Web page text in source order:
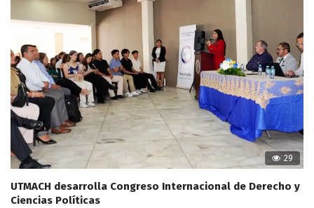
29
UTMACH desarrolla Congreso Internacional de Derecho y
Ciencias Políticas